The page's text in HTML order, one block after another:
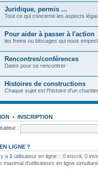
Juridique, permis ...
Tout ce qui concerne les aspects
Pour aider à passer à l'action
les freins ou blocages qui nous
Rencontres/conférences
Dates pour se rencontrer
Histoires de constructions
Chaque sujet est l'histoire d'un
• INSCRIPTION
:
LIGNE ?
y a 1 utilisateur en ligne :: 0 inscrit, 0
maximal d’utilisateurs en ligne